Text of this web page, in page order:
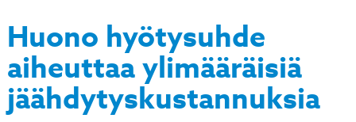
Huono hyötysuhde
aiheuttaa ylimääräisiä
jäähdytyskustannuksia